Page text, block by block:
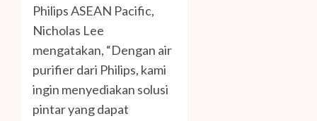
Philips ASEAN Pacific,
Nicholas Lee
mengatakan, “Dengan air
purifier dari Philips, kami
ingin menyediakan solusi
pintar yang dapat